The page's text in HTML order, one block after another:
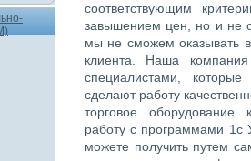
соответствующим
завышением цен, но и не
мы не сможем оказывать
клиента. Наша компания
специалистами,
сделают работу
торговое оборудование
работу с программами 1с
можете получить путем